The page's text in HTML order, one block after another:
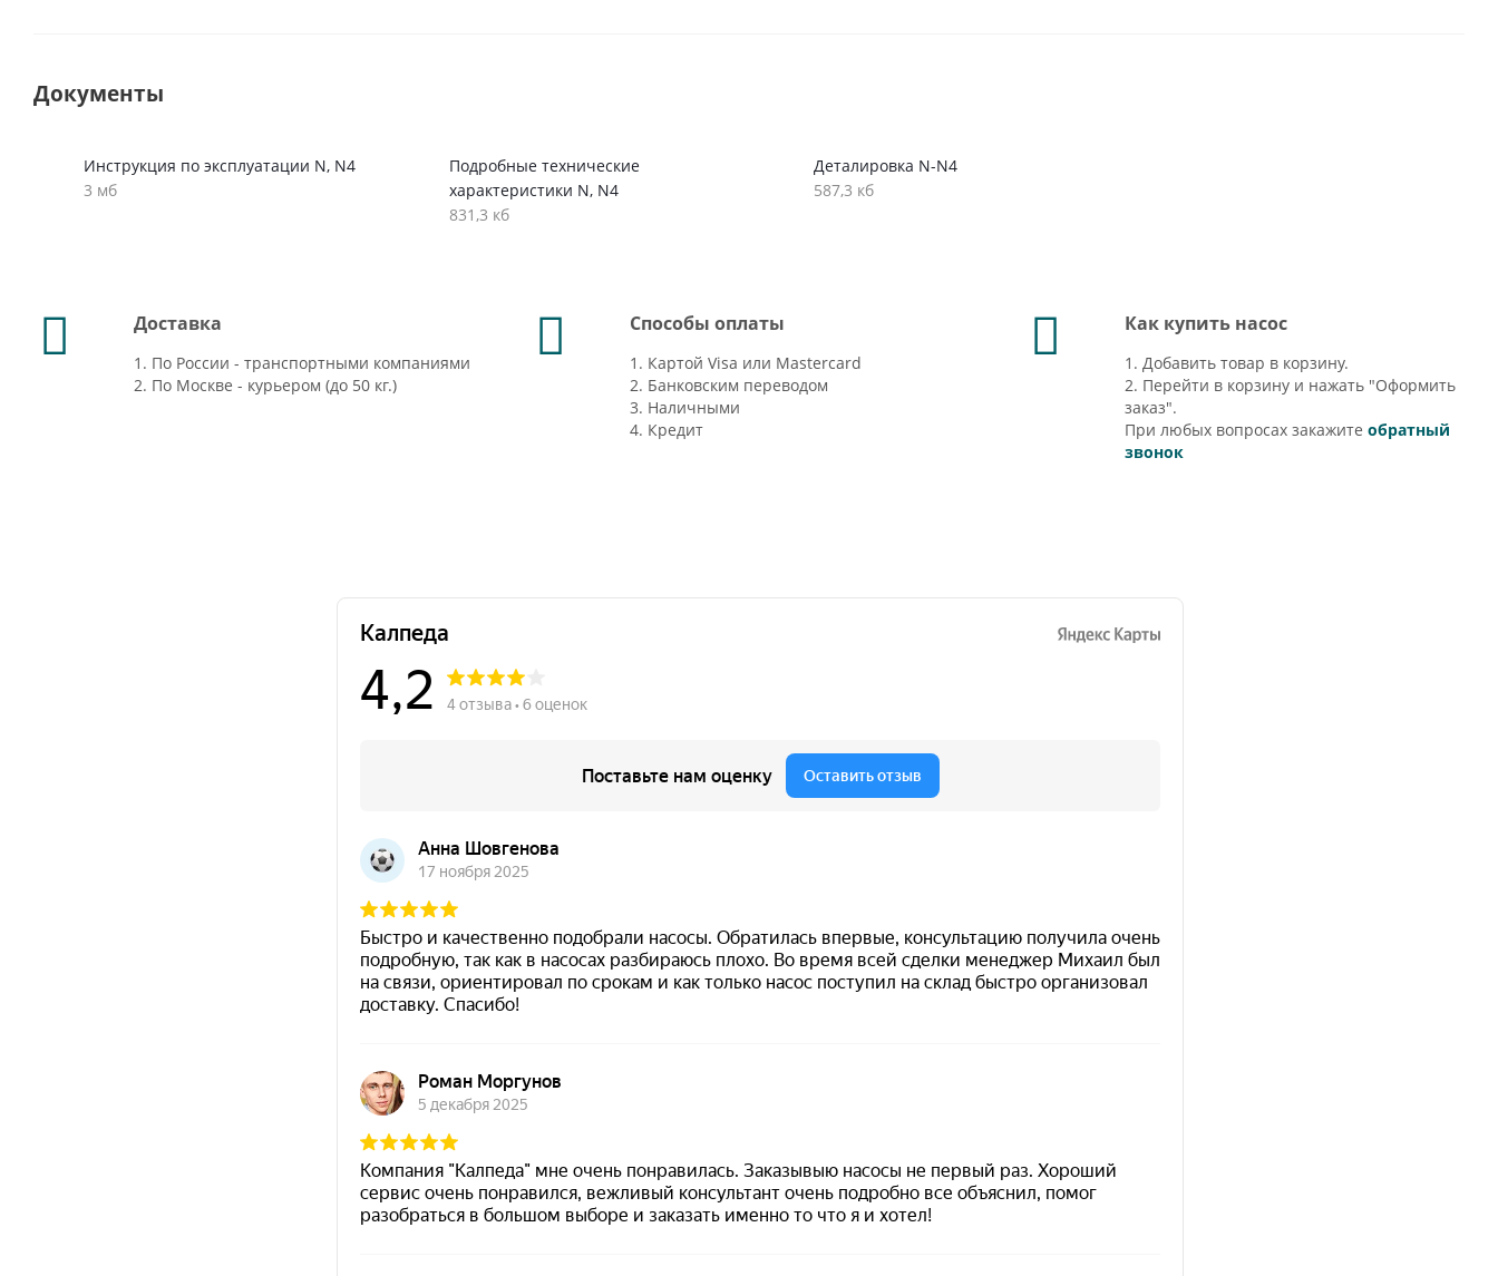
Документы
Инструкция по эксплуатации N, N4
3 мб
Подробные технические
характеристики N, N4
831,3 кб
Деталировка N-N4
587,3 кб
Доставка
1. По России - транспортными компаниями
2. По Москве - курьером (до 50 кг.)
Способы оплаты
1. Картой Visa или Mastercard
2. Банковским переводом
3. Наличными
4. Кредит
Как купить насос
1. Добавить товар в корзину.
2. Перейти в корзину и нажать "Оформить
заказ".
При любых вопросах закажитеобратный
звонок